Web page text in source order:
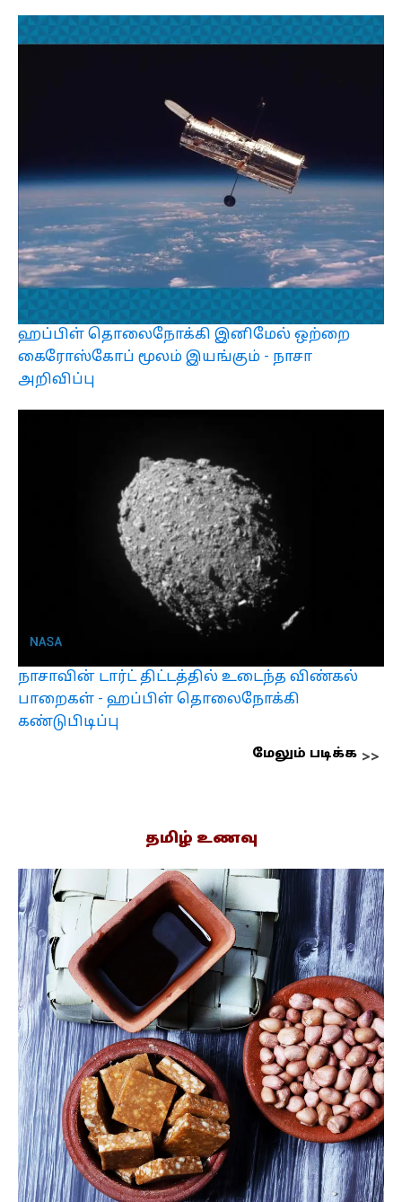
ஹப்பிள் தொலைநோக்கி இனிமேல் ஒற்றை
கைரோஸ்கோப் மூலம் இயங்கும் - நாசா
அறிவிப்பு
நாசாவின் டார்ட் திட்டத்தில் உடைந்த விண்கல்
பாறைகள் - ஹப்பிள் தொலைநோக்கி
கண்டுபிடிப்பு
மேலும் படிக்க
தமிழ் உணவு